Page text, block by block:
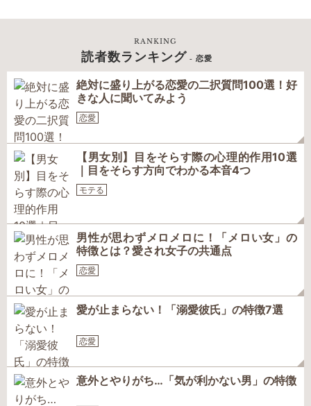
RANKING
読者数ランキング - 恋愛
絶対に盛り上がる恋愛の二択質問100選！好
きな人に聞いてみよう
恋愛
【男女別】目をそらす際の心理的作用10選
｜目をそらす方向でわかる本音4つ
モテる
男性が思わずメロメロに！「メロい女」の
特徴とは？愛され女子の共通点
恋愛
愛が止まらない！「溺愛彼氏」の特徴7選
恋愛
意外とやりがち…「気が利かない男」の特徴